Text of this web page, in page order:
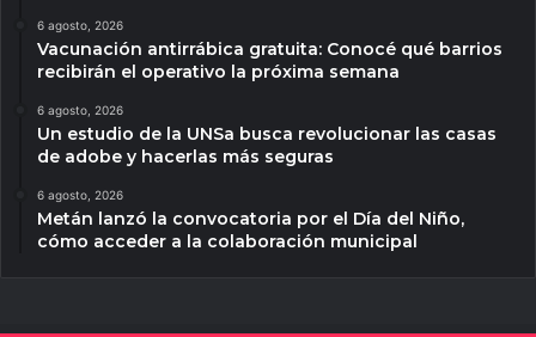
6 agosto, 2026
Vacunación antirrábica gratuita: Conocé qué barrios
recibirán el operativo la próxima semana
6 agosto, 2026
Un estudio de la UNSa busca revolucionar las casas
de adobe y hacerlas más seguras
6 agosto, 2026
Metán lanzó la convocatoria por el Día del Niño,
cómo acceder a la colaboración municipal